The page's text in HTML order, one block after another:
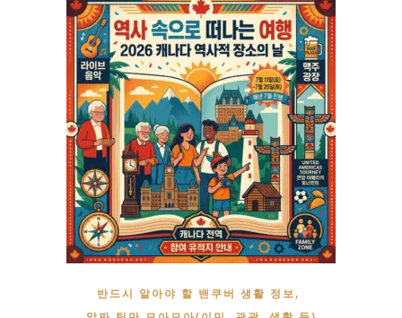
반드시 알아야 할 밴쿠버 생활 정보,